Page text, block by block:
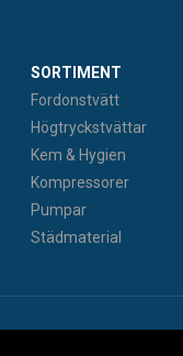
SORTIMENT
Fordonstvätt
Högtryckstvättar
Kem & Hygien
Kompressorer
Pumpar
Städmaterial